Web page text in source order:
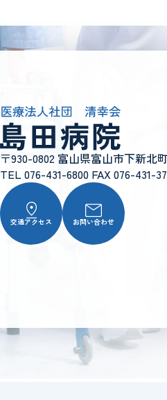
〒930-0802 富山県富山市下新北
TEL 076-431-6800 FAX 076-431-
交通アクセス お問い合わせ